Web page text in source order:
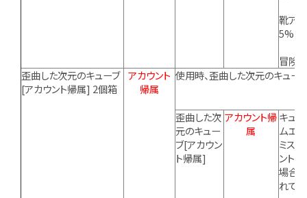
靴ア
5%、
冒険
歪曲した次元のキューブ
[アカウント帰属] 2個箱
アカウント
帰属
使用時、歪曲した次元のキュー
歪曲した次
元のキュー
ブ[アカウン
ト帰属]
アカウント帰
属
キュ
ムエ
ミス
ント
場合
れて